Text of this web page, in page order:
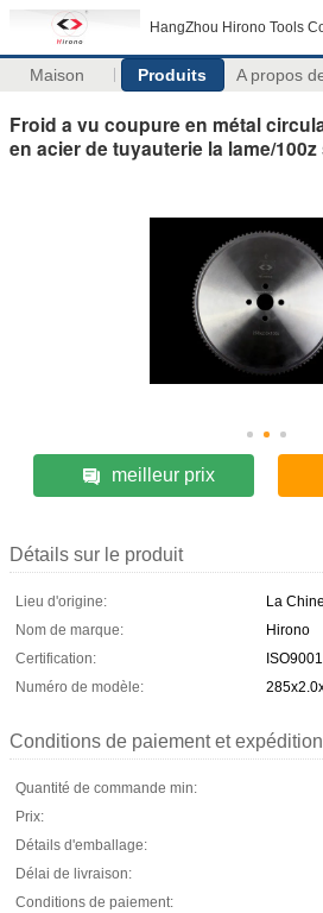
HangZhou Hirono Tools
Maison Produits A propos
Froid a vu coupure en métal
en acier de tuyauterie la lame/
meilleur prix
Détails sur le produit
Lieu d'origine:
La Chine
Nom de marque:
Hirono
Certification:
ISO9001
Numéro de modèle:
Conditions de paiement et expédition
Quantité de commande min:
Prix:
Détails d'emballage:
Délai de livraison:
Conditions de paiement: